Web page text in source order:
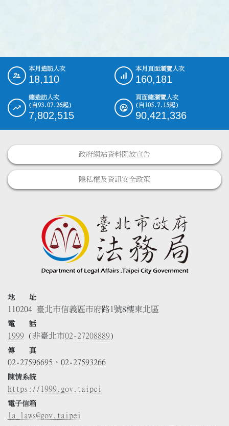
::: 本月造訪人次
18,110
本月頁面瀏覽人次
160,181
總造訪人次
(自93.07.26起)
7,802,515
頁面總瀏覽人次
(自105.7.15起)
90,421,336
政府網站資料開放宣告
隱私權及資訊安全政策
地 址
110204 臺北市信義區市府路1號8樓東北區
電 話
1999 (非臺北市02-27208889)
傳 真
02-27596695、02-27593266
陳情系統
https://1999.gov.taipei
電子信箱
la_laws@gov.taipei